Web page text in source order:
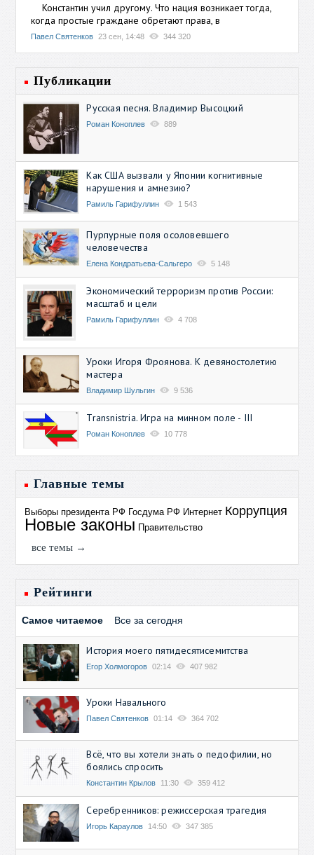
Константин учил другому. Что нация возникает тогда,
когда простые граждане обретают права, в
Павел Святенков 23 сен, 14:48 344 320
Публикации
Русская песня. Владимир Высоцкий
Роман Коноплев 889
Как США вызвали у Японии когнитивные
нарушения и амнезию?
Рамиль Гарифуллин 1 543
Пурпурные поля осоловевшего
человечества
Елена Кондратьева-Сальгеро 5 148
Экономический терроризм против России:
масштаб и цели
Рамиль Гарифуллин 4 708
Уроки Игоря Фроянова. К девяностолетию
мастера
Владимир Шульгин 9 536
Transnistria. Игра на минном поле - III
Роман Коноплев 10 778
Главные темы
Выборы президента РФ Госдума РФ Интернет Коррупция
Новые законы Правительство
все темы →
Рейтинги
Самое читаемое Все за сегодня
История моего пятидесятисемитства
Егор Холмогоров 02:14 407 982
Уроки Навального
Павел Святенков 01:14 364 702
Всё, что вы хотели знать о педофилии, но
боялись спросить
Константин Крылов 11:30 359 412
Серебренников: режиссерская трагедия
Игорь Караулов 14:50 347 385